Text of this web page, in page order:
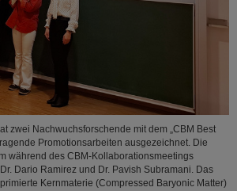
zwei Nachwuchsforschende mit dem „CBM Best
Promotionsarbeiten ausgezeichnet. Die
während des CBM-Kollaborationsmeetings
Dario Ramirez und Dr. Pavish Subramani. Das
Kernmaterie (Compressed Baryonic Matter)